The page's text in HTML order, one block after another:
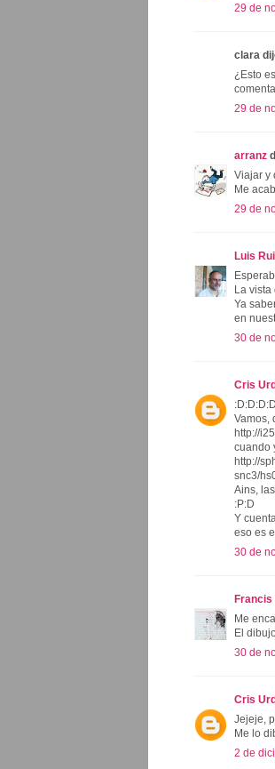
29 de
clara
¿Esto
29 de
arranz
Viajar y
Me
29 de
Luis
La vista
Ya
en
30 de
Cris
:D:D:D:D
Vamos,
http://
cuando
http://
snc3/
Ains,
:P:D
Y
eso es
30 de
Francis
Me
El
30 de
Cris
Jejeje,
Me lo
2 de